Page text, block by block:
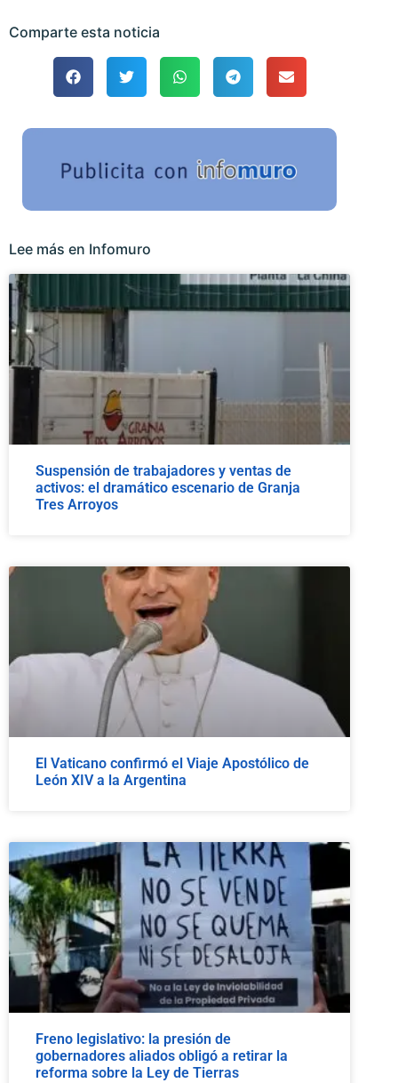
Comparte esta noticia
Lee más en Infomuro
Suspensión de trabajadores y ventas de
activos: el dramático escenario de Granja
Tres Arroyos
El Vaticano confirmó el Viaje Apostólico de
León XIV a la Argentina
Freno legislativo: la presión de
gobernadores aliados obligó a retirar la
reforma sobre la Ley de Tierras